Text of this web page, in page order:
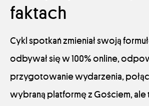
faktach
Cykl spotkań zmieniał swoją
odbywał się w 100% online,
przygotowanie wydarzenia,
wybraną platformę z Gościem, ale